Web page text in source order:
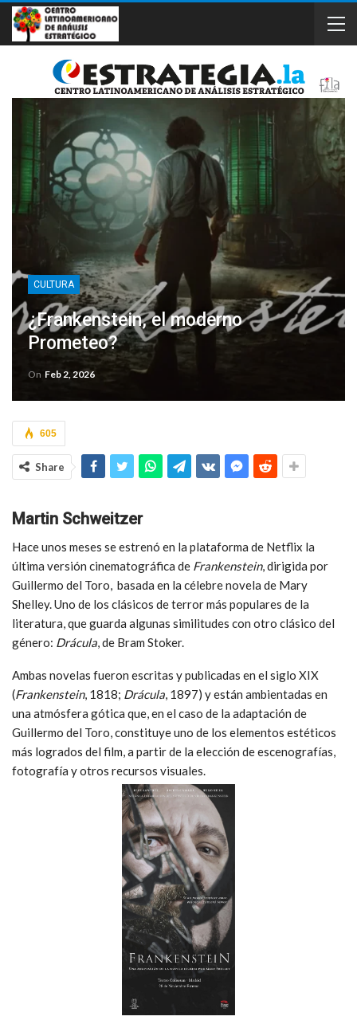
CULTURA
¿Frankenstein, el moderno
Prometeo?
On Feb 2, 2026
605
Share
Martin Schweitzer
Hace unos meses se estrenó en la plataforma de Netflix la
última versión cinematográfica de Frankenstein, dirigida por
Guillermo del Toro, basada en la célebre novela de Mary
Shelley. Uno de los clásicos de terror más populares de la
literatura, que guarda algunas similitudes con otro clásico del
género: Drácula , de Bram Stoker.
Ambas novelas fueron escritas y publicadas en el siglo XIX
(Frankenstein, 1818; Drácula , 1897) y están ambientadas en
una atmósfera gótica que, en el caso de la adaptación de
Guillermo del Toro, constituye uno de los elementos estéticos
más logrados del film, a partir de la elección de escenografías,
fotografía y otros recursos visuales.